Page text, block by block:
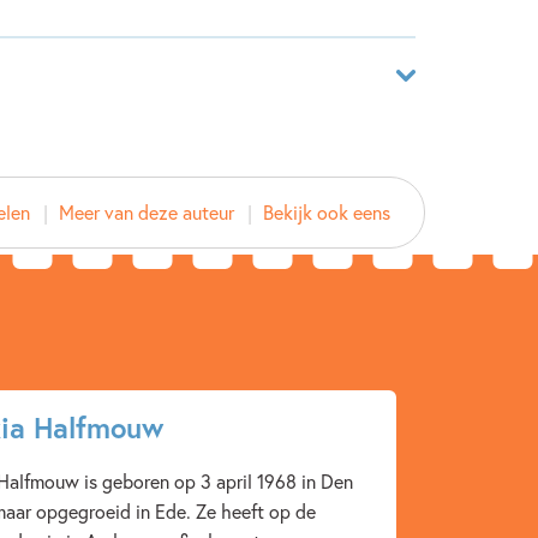
nachtmerrie te komen. Hij wil de ergste dag van
Oordt
Meer van deze auteur Bekijk ook eens
Halfmouw
is geboren op 3 april 1968 in Den
opgegroeid in Ede. Ze heeft op de